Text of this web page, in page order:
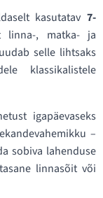
kasutatav 7-
linna-, matka- ja
selle lihtsaks
klassikalistele
igapäevaseks
–
sobiva lahenduse
linnasõit või